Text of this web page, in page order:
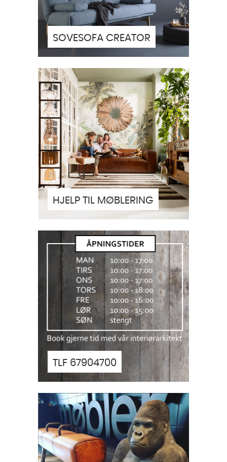
SOVESOFA CREATOR
HJELP TIL MØBLERING
TLF 67904700